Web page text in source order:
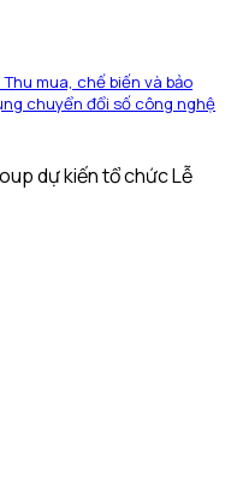
mua, chế biến và bảo
chuyển đổi số công nghệ
dự kiến tổ chức Lễ